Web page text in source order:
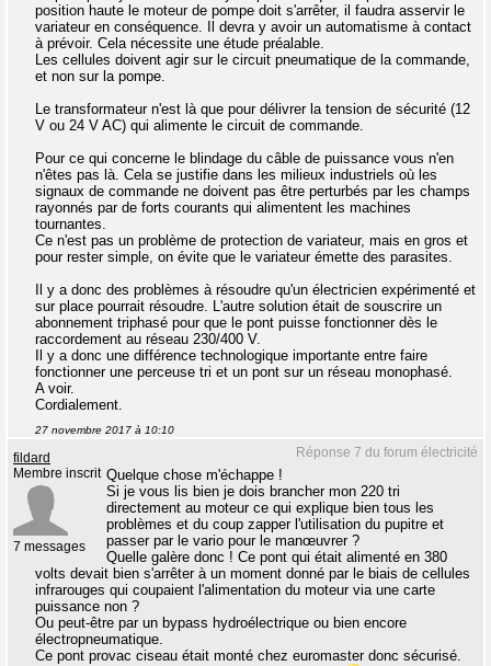
position haute le moteur de pompe doit s'arrêter, il faudra asservir le
variateur en conséquence. Il devra y avoir un automatisme à contact
à prévoir. Cela nécessite une étude préalable.
Les cellules doivent agir sur le circuit pneumatique de la commande,
et non sur la pompe.
Le transformateur n'est là que pour délivrer la tension de sécurité (12
V ou 24 V AC) qui alimente le circuit de commande.
Pour ce qui concerne le blindage du câble de puissance vous n'en
n'êtes pas là. Cela se justifie dans les milieux industriels où les
signaux de commande ne doivent pas être perturbés par les champs
rayonnés par de forts courants qui alimentent les machines
tournantes.
Ce n'est pas un problème de protection de variateur, mais en gros et
pour rester simple, on évite que le variateur émette des parasites.
Il y a donc des problèmes à résoudre qu'un électricien expérimenté et
sur place pourrait résoudre. L'autre solution était de souscrire un
abonnement triphasé pour que le pont puisse fonctionner dès le
raccordement au réseau 230/400 V.
Il y a donc une différence technologique importante entre faire
fonctionner une perceuse tri et un pont sur un réseau monophasé.
A voir.
Cordialement.
27 novembre 2017 à 10:10
Réponse 7 du forum électricité
fildard
Membre inscrit
7 messages
Quelque chose m'échappe !
Si je vous lis bien je dois brancher mon 220 tri
directement au moteur ce qui explique bien tous les
problèmes et du coup zapper l'utilisation du pupitre et
passer par le vario pour le manœuvrer ?
Quelle galère donc ! Ce pont qui était alimenté en 380
volts devait bien s'arrêter à un moment donné par le biais de cellules
infrarouges qui coupaient l'alimentation du moteur via une carte
puissance non ?
Ou peut-être par un bypass hydroélectrique ou bien encore
électropneumatique.
Ce pont provac ciseau était monté chez euromaster donc sécurisé.